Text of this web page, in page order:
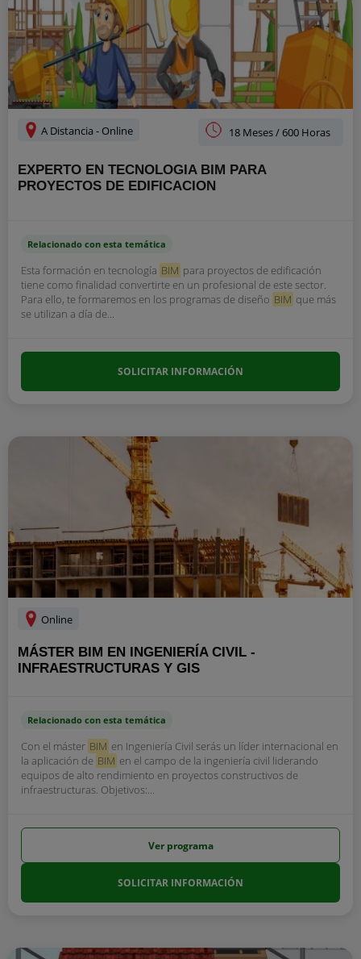
A Distancia - Online 18 Meses / 600 Horas
EXPERTO EN TECNOLOGIA BIM PARA
PROYECTOS DE EDIFICACION
Relacionado con esta temática
Esta formación en tecnología BIM para proyectos de edificación
tiene como finalidad convertirte en un profesional de este sector.
Para ello, te formaremos en los programas de diseño BIM que más
se utilizan a día de...
SOLICITAR INFORMACIÓN
Online
MÁSTER BIM EN INGENIERÍA CIVIL -
INFRAESTRUCTURAS Y GIS
Relacionado con esta temática
Con el máster BIM en Ingeniería Civil serás un líder internacional en
la aplicación de BIM en el campo de la ingeniería civil liderando
equipos de alto rendimiento en proyectos constructivos de
infraestructuras. Objetivos:...
Ver programa
SOLICITAR INFORMACIÓN